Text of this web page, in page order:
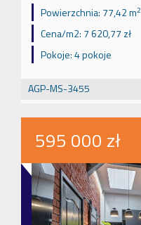
Powierzchnia: 77,42 m2
Cena/m2: 7 620,77 zł
Pokoje:4 pokoje
AGP-MS-3455
595 000 zł